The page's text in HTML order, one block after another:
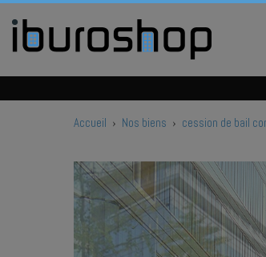
Accueil › Nos biens › cession de bail